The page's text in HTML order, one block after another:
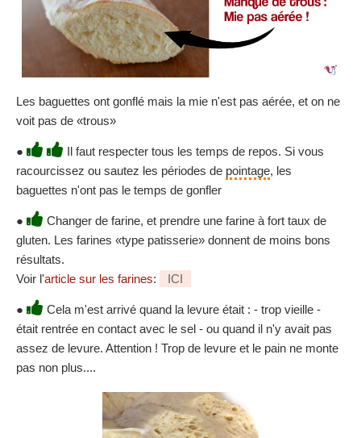
Les baguettes ont gonflé mais la mie n'est pas aérée, et on ne
voit pas de «trous»
●
Il faut respecter tous les temps de repos. Si vous
racourcissez ou sautez les périodes de pointage, les
baguettes n'ont pas le temps de gonfler
●
Changer de farine, et prendre une farine à fort taux de
gluten. Les farines «type patisserie» donnent de moins bons
résultats.
Voir l'article sur les farines: ICI
●
Cela m'est arrivé quand la levure était : - trop vieille -
était rentrée en contact avec le sel - ou quand il n'y avait pas
assez de levure. Attention ! Trop de levure et le pain ne monte
pas non plus....